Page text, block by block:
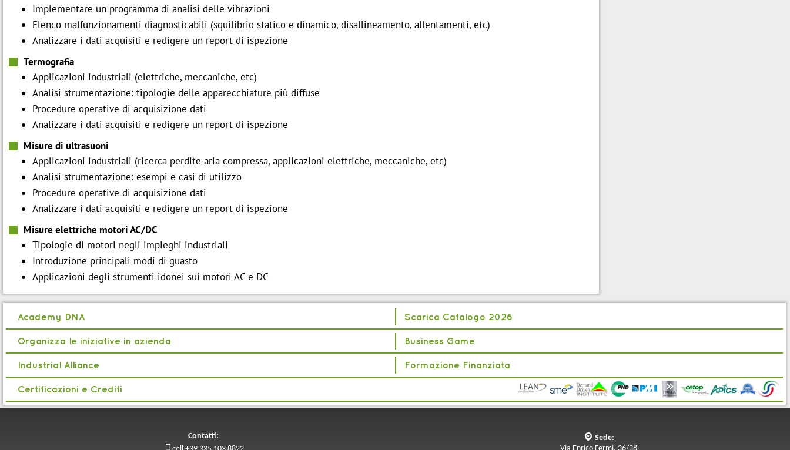
Implementare un programma di analisi delle vibrazioni
Elenco malfunzionamenti diagnosticabili (squilibrio statico e dinamico, disallineamento, allentamenti, etc)
Analizzare i dati acquisiti e redigere un report di ispezione
Termografia
Applicazioni industriali (elettriche, meccaniche, etc)
Analisi strumentazione: tipologie delle apparecchiature più diffuse
Procedure operative di acquisizione dati
Analizzare i dati acquisiti e redigere un report di ispezione
Misure di ultrasuoni
Applicazioni industriali (ricerca perdite aria compressa, applicazioni elettriche, meccaniche, etc)
Analisi strumentazione: esempi e casi di utilizzo
Procedure operative di acquisizione dati
Analizzare i dati acquisiti e redigere un report di ispezione
Misure elettriche motori AC/DC
Tipologie di motori negli impieghi industriali
Introduzione principali modi di guasto
Applicazioni degli strumenti idonei sui motori AC e DC
Academy DNA Scarica Catalogo 2026
Organizza le iniziative in azienda Business Game
Industrial Alliance Formazione Finanziata
Certificazioni e Crediti
Contatti:

q Sede: